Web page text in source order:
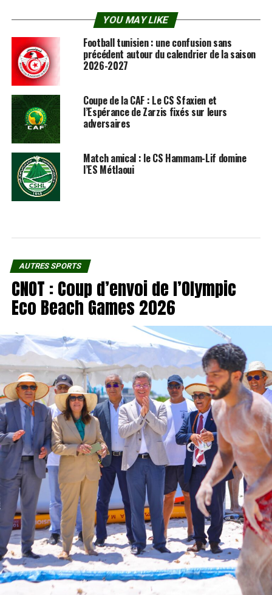
YOU MAY LIKE
Football tunisien : une confusion sans
précédent autour du calendrier de la saison
2026-2027
Coupe de la CAF : Le CS Sfaxien et
l’Espérance de Zarzis fixés sur leurs
adversaires
Match amical : le CS Hammam-Lif domine
l’ES Métlaoui
AUTRES SPORTS
CNOT : Coup d’envoi de l’Olympic
Eco Beach Games 2026